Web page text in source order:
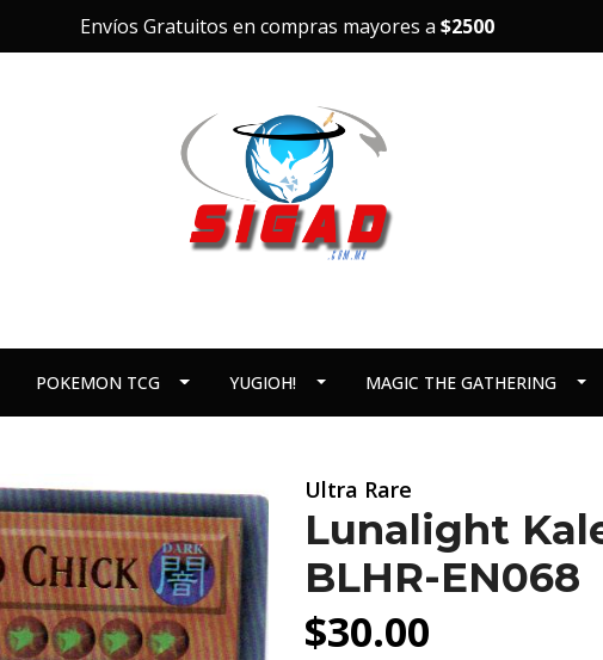
Envíos Gratuitos en compras mayores a $2500
POKEMON TCG YUGIOH! MAGIC THE GATHERING
Ultra Rare
Lunalight
BLHR-EN068
$30.00